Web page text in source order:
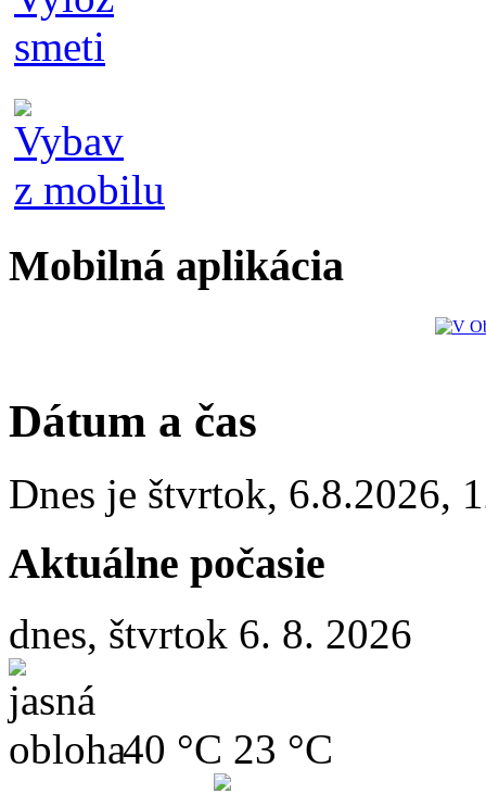
Mobilná aplikácia
Dátum a čas
Dnes je štvrtok, 6.8.2026,
Aktuálne počasie
dnes, štvrtok 6. 8. 2026
40 °C 23 °C